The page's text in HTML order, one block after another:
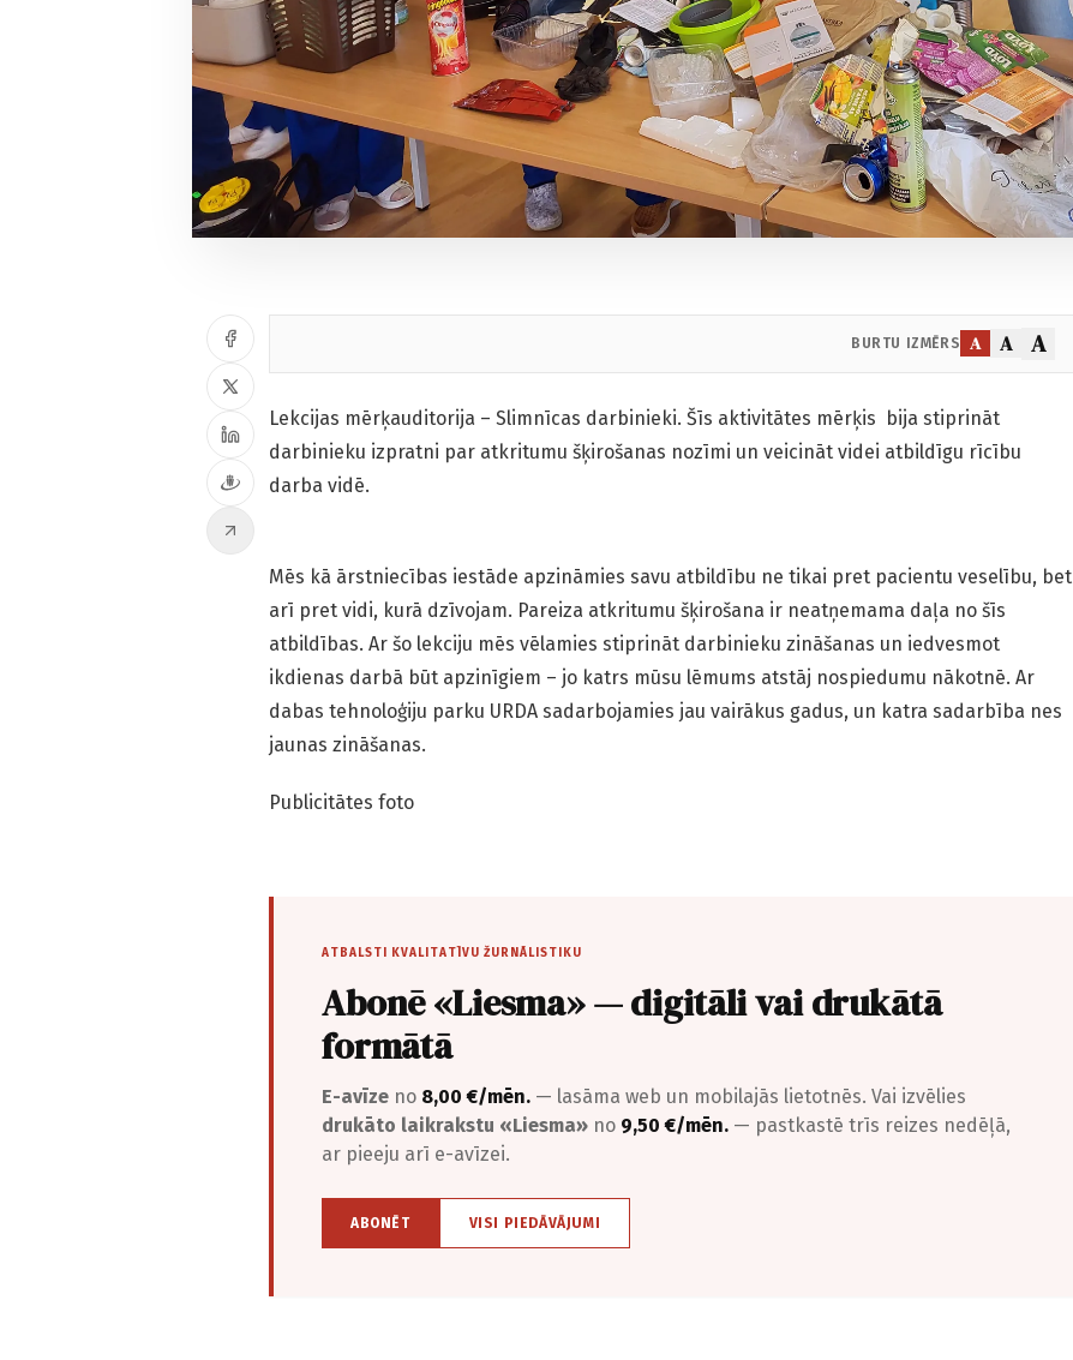
BURTU IZMĒRS A A A
Lekcijas mērķauditorija – Slimnīcas darbinieki. Šīs aktivitātes mērķis bija stiprināt
darbinieku izpratni par atkritumu šķirošanas nozīmi un veicināt videi atbildīgu rīcību
darba vidē.
Mēs kā ārstniecības iestāde apzināmies savu atbildību ne tikai pret pacientu veselību, bet
arī pret vidi, kurā dzīvojam. Pareiza atkritumu šķirošana ir neatņemama daļa no šīs
atbildības. Ar šo lekciju mēs vēlamies stiprināt darbinieku zināšanas un iedvesmot
ikdienas darbā būt apzinīgiem – jo katrs mūsu lēmums atstāj nospiedumu nākotnē. Ar
dabas tehnoloģiju parku URDA sadarbojamies jau vairākus gadus, un katra sadarbība nes
jaunas zināšanas.
Publicitātes foto
ATBALSTI KVALITATĪVU ŽURNĀLISTIKU
Abonē «Liesma» — digitāli vai drukātā
formātā
E-avīze no 8,00 €/mēn. — lasāma web un mobilajās lietotnēs. Vai izvēlies
drukāto laikrakstu «Liesma» no 9,50 €/mēn. — pastkastē trīs reizes nedēļā,
ar pieeju arī e-avīzei.
ABONĒT VISI PIEDĀVĀJUMI